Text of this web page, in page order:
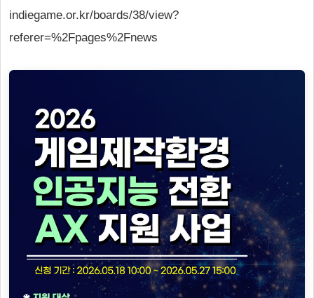
indiegame.or.kr/boards/38/view?
referer=%2Fpages%2Fnews